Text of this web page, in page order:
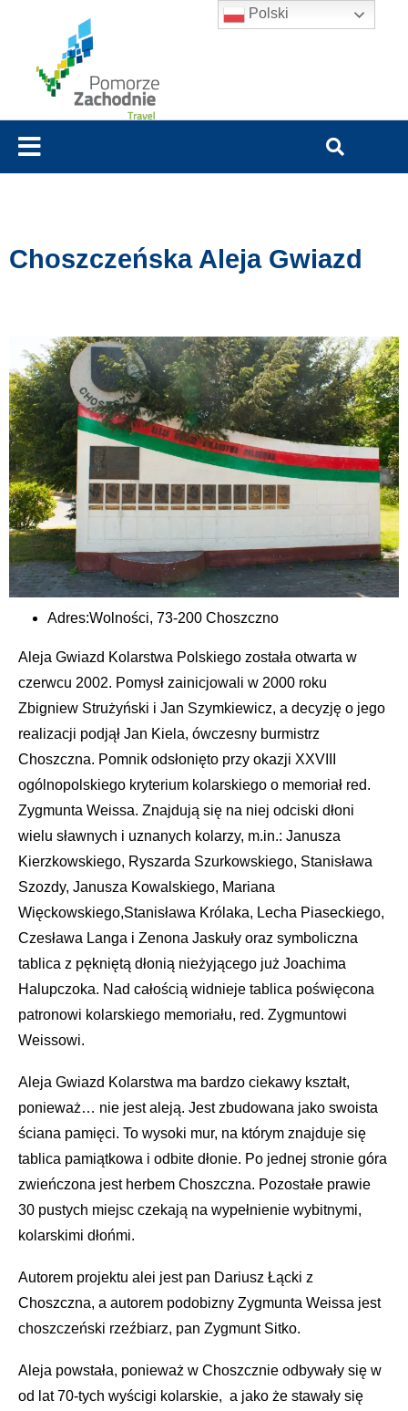
Choszczeńska Aleja Gwiazd
Adres:Wolności, 73-200 Choszczno
Aleja Gwiazd Kolarstwa Polskiego została otwarta w
czerwcu 2002. Pomysł zainicjowali w 2000 roku
Zbigniew Strużyński i Jan Szymkiewicz, a decyzję o jego
realizacji podjął Jan Kiela, ówczesny burmistrz
Choszczna. Pomnik odsłonięto przy okazji XXVIII
ogólnopolskiego kryterium kolarskiego o memoriał red.
Zygmunta Weissa. Znajdują się na niej odciski dłoni
wielu sławnych i uznanych kolarzy, m.in.: Janusza
Kierzkowskiego, Ryszarda Szurkowskiego, Stanisława
Szozdy, Janusza Kowalskiego, Mariana
Więckowskiego,Stanisława Królaka, Lecha Piaseckiego,
Czesława Langa i Zenona Jaskuły oraz symboliczna
tablica z pękniętą dłonią nieżyjącego już Joachima
Halupczoka. Nad całością widnieje tablica poświęcona
patronowi kolarskiego memoriału, red. Zygmuntowi
Weissowi.
Aleja Gwiazd Kolarstwa ma bardzo ciekawy kształt,
ponieważ… nie jest aleją. Jest zbudowana jako swoista
ściana pamięci. To wysoki mur, na którym znajduje się
tablica pamiątkowa i odbite dłonie. Po jednej stronie góra
zwieńczona jest herbem Choszczna. Pozostałe prawie
30 pustych miejsc czekają na wypełnienie wybitnymi,
kolarskimi dłońmi.
Autorem projektu alei jest pan Dariusz Łącki z
Choszczna, a autorem podobizny Zygmunta Weissa jest
choszczeński rzeźbiarz, pan Zygmunt Sitko.
Aleja powstała, ponieważ w Choszcznie odbywały się w
od lat 70-tych wyścigi kolarskie, a jako że stawały się
Polski